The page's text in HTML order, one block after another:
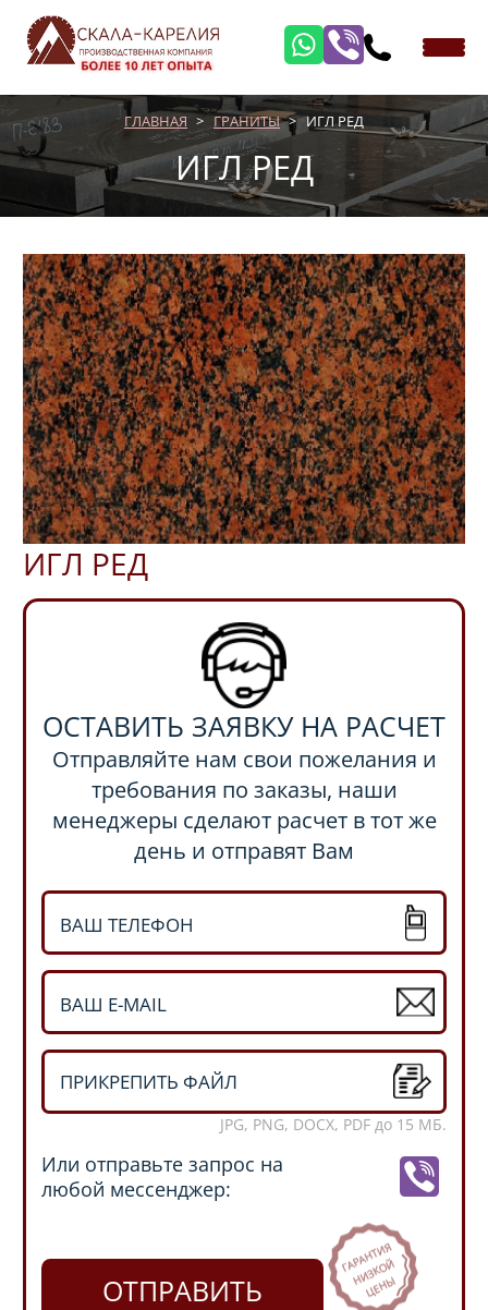
ГЛАВНАЯ ГРАНИТЫ ИГЛ РЕД
ИГЛ РЕД
ИГЛ РЕД
ОСТАВИТЬ ЗАЯВКУ НА РАСЧЕТ
Отправляйте нам свои пожелания и
требования по заказы, наши
менеджеры сделают расчет в тот же
день и отправят Вам
ПРИКРЕПИТЬ ФАЙЛ
JPG, PNG, DOCX, PDF до 15 МБ.
Или отправьте запрос на
любой мессенджер:
ОТПРАВИТЬ